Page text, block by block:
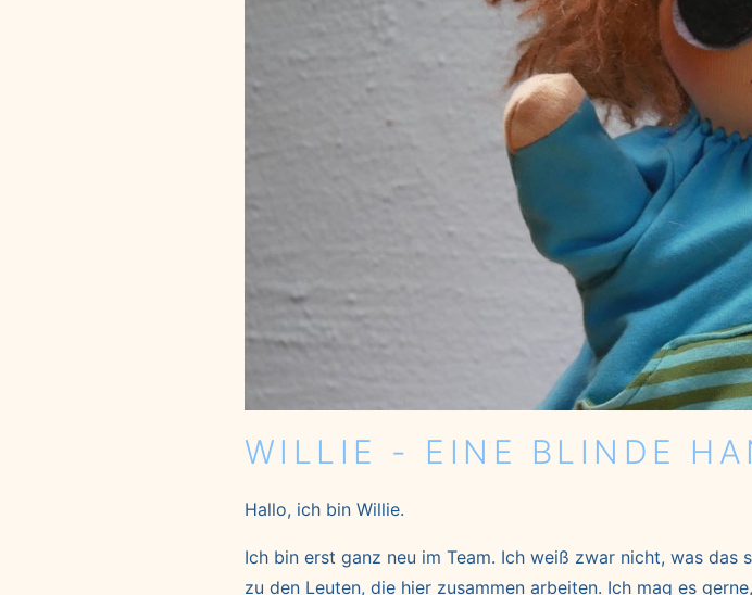
WILLIE - EINE BLINDE
Hallo, ich bin Willie.
Ich bin erst ganz neu im Team. Ich weiß zwar nicht, was
zu den Leuten, die hier zusammen arbeiten. Ich mag es